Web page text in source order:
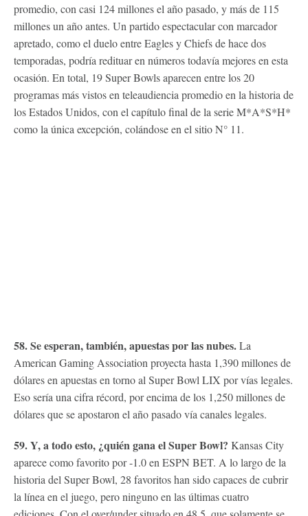
promedio, con casi 124 millones el año pasado, y más de 115
millones un año antes. Un partido espectacular con marcador
apretado, como el duelo entre Eagles y Chiefs de hace dos
temporadas, podría redituar en números todavía mejores en esta
ocasión. En total, 19 Super Bowls aparecen entre los 20
programas más vistos en teleaudiencia promedio en la historia de
los Estados Unidos, con el capítulo final de la serie M*A*S*H*
como la única excepción, colándose en el sitio N° 11.
58. Se esperan, también, apuestas por las nubes.La
American Gaming Association proyecta hasta 1,390 millones de
dólares en apuestas en torno al Super Bowl LIX por vías legales.
Eso sería una cifra récord, por encima de los 1,250 millones de
dólares que se apostaron el año pasado vía canales legales.
59. Y, a todo esto, ¿quién gana el Super Bowl? Kansas City
aparece como favorito por -1.0 en ESPN BET. A lo largo de la
historia del Super Bowl, 28 favoritos han sido capaces de cubrir
la línea en el juego, pero ninguno en las últimas cuatro